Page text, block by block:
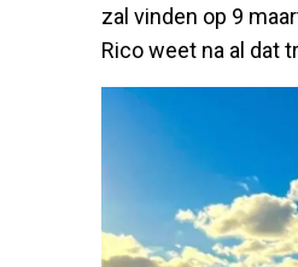
zal vinden op 9
Rico weet na al dat